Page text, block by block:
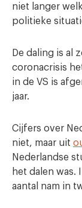
niet langer
politieke
De daling is al
coronacrisis
in de VS is
jaar.
Cijfers over
niet, maar uit
Nederlandse
het dalen was.
aantal nam in